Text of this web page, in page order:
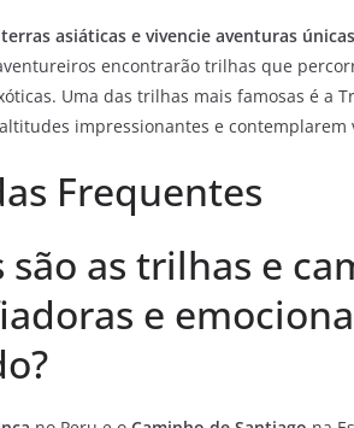
asiáticas e vivencie aventuras únicas
encontrarão trilhas que
Uma das trilhas mais famosas é a
impressionantes e
Frequentes
são as trilhas e
e